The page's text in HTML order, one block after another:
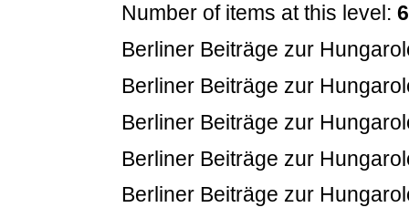
Number of items at this level:
Berliner Beiträge zur
Berliner Beiträge zur
Berliner Beiträge zur
Berliner Beiträge zur
Berliner Beiträge zur